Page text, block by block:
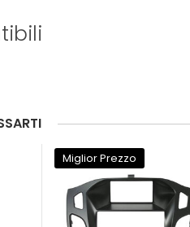
Miglior Prezzo